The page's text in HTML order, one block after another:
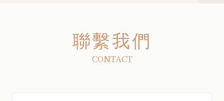
聯繫我們
CONTACT